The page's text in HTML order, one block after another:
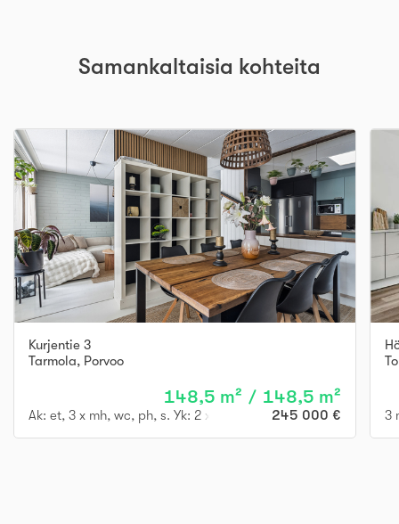
Samankaltaisia kohteita
Kurjentie 3
Tarmola, Porvoo
148,5 m² / 148,5 m²
Ak: et, 3 x mh, wc, ph, s. Yk: 2 x mh, oh, rt, k, kph, parv.
245 000 € 3